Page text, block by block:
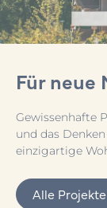
Für neue
Gewissenhafte
und das
einzigartige
Alle Projekte